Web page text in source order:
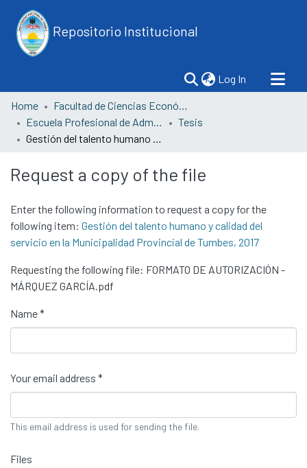
Repositorio Institucional
Log In (current)
Home
Facultad de Ciencias Económicas
Escuela Profesional de Administración
Tesis
Gestión del talento humano y calidad del servicio en la Municipalidad Provincial de Tumbes, 2017
Request a copy of the file
Enter the following information to request a copy for the
following item: Gestión del talento humano y calidad del
servicio en la Municipalidad Provincial de Tumbes, 2017
Requesting the following file: FORMATO DE AUTORIZACIÓN -
MÁRQUEZ GARCÍA.pdf
Name *
Your email address *
This email address is used for sending the file.
Files